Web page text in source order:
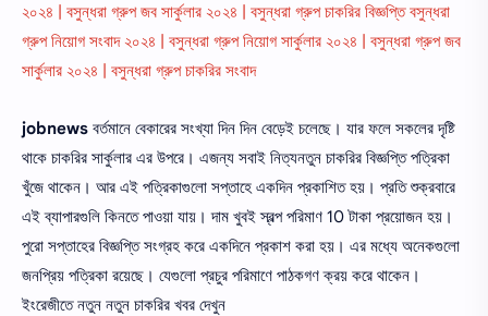
২০২৪ | বসুন্ধরা গ্রুপ জব সার্কুলার ২০২৪ | বসুন্ধরা গ্রুপ চাকরির বিজ্ঞপ্তি বসুন্ধরা
গ্রুপ নিয়োগ সংবাদ ২০২৪ | বসুন্ধরা গ্রুপ নিয়োগ সার্কুলার ২০২৪ | বসুন্ধরা গ্রুপ জব
সার্কুলার ২০২৪ | বসুন্ধরা গ্রুপ চাকরির সংবাদ
jobnews বর্তমানে বেকারের সংখ্যা দিন দিন বেড়েই চলেছে। যার ফলে সকলের দৃষ্টি
থাকে চাকরির সার্কুলার এর উপরে। এজন্য সবাই নিত্যনতুন চাকরির বিজ্ঞপ্তি পত্রিকা
খুঁজে থাকেন। আর এই পত্রিকাগুলো সপ্তাহে একদিন প্রকাশিত হয়। প্রতি শুক্রবারে
এই ব্যাপারগুলি কিনতে পাওয়া যায়। দাম খুবই স্বল্প পরিমাণ 10 টাকা প্রয়োজন হয়।
পুরো সপ্তাহের বিজ্ঞপ্তি সংগ্রহ করে একদিনে প্রকাশ করা হয়। এর মধ্যে অনেকগুলো
জনপ্রিয় পত্রিকা রয়েছে। যেগুলো প্রচুর পরিমাণে পাঠকগণ ক্রয় করে থাকেন।
ইংরেজীতে নতুন নতুন চাকরির খবর দেখুন